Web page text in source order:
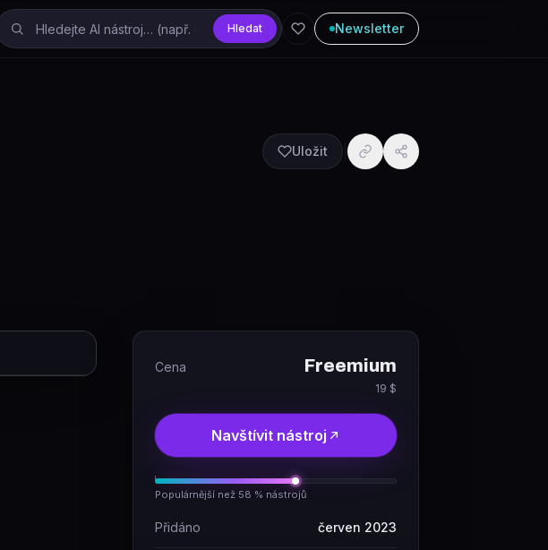
Hledat Newsletter
Uložit
Cena Freemium
19 $
Navštívit nástroj
Populárnější než 58 % nástrojů
Přidáno červen 2023